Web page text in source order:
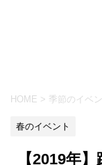
HOME > 季節のイベ
春のイベント
【2019年